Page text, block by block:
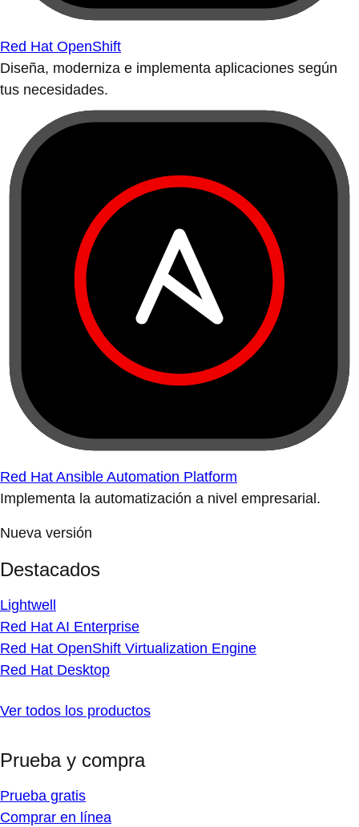
Red Hat OpenShift
Diseña, moderniza e implementa aplicaciones según
tus necesidades.
Red Hat Ansible Automation Platform
Implementa la automatización a nivel empresarial.
Nueva versión
Destacados
Lightwell
Red Hat AI Enterprise
Red Hat OpenShift Virtualization Engine
Red Hat Desktop
Ver todos los productos
Prueba y compra
Prueba gratis
Comprar en línea